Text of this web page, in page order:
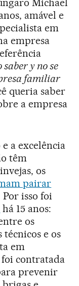
Michael
amável e
em
empresa
y no se
familiar
queria saber
a empresa
a excelência
têm
os
pairar
isso foi
há 15 anos:
os
técnicos e os
em
contratada
prevenir